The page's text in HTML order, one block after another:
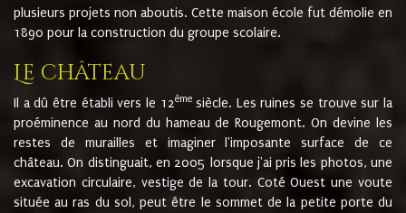
plusieurs projets non aboutis. Cette maison école fut démolie en
1890 pour la construction du groupe scolaire.
Le château
Il a dû être établi vers le 12èmesiècle. Les ruines se trouve sur la
proéminence au nord du hameau de Rougemont. On devine les
restes de murailles et imaginer l'imposante surface de ce
château. On distinguait, en 2005 lorsque j'ai pris les photos, une
excavation circulaire, vestige de la tour. Coté Ouest une voute
située au ras du sol, peut être le sommet de la petite porte du